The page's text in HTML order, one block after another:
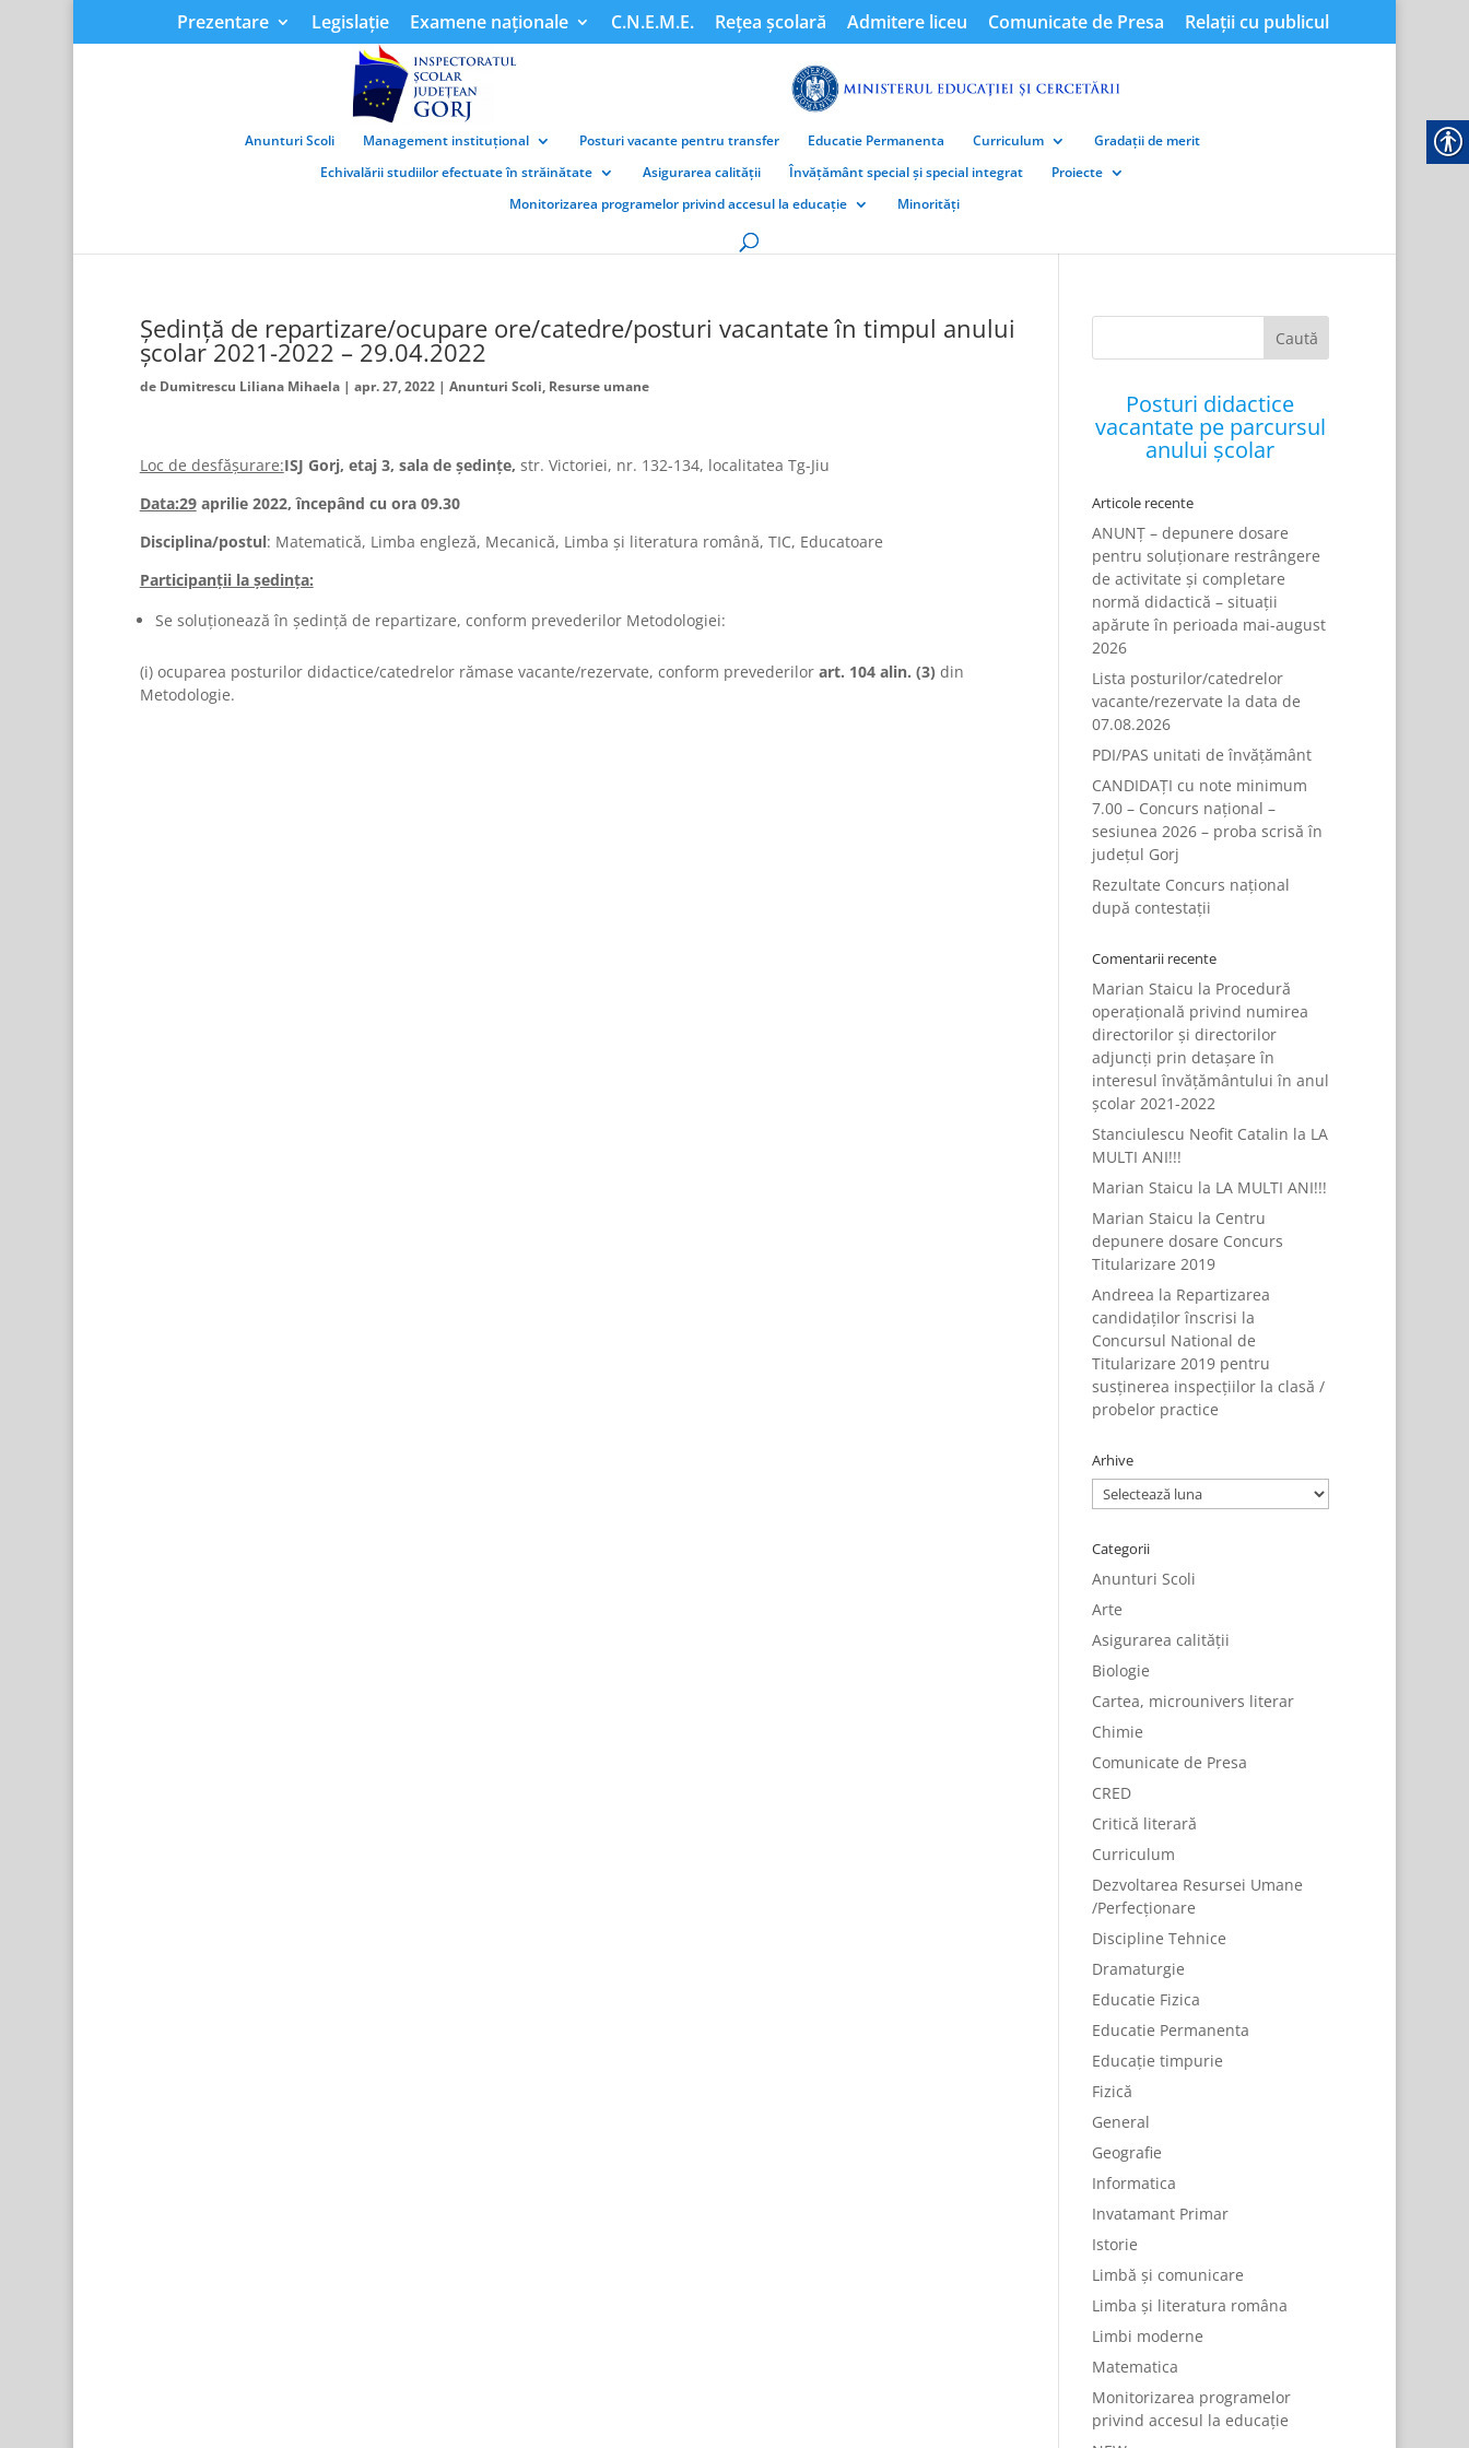
Prezentare Legislație Examene naționale C.N.E.M.E. Rețea școlară Admitere liceu Comunicate de Presa Relații cu publicul
Anunturi Scoli Management instituțional Posturi vacante pentru transfer Educatie Permanenta Curriculum
Gradații de merit
Echivalării studiilor efectuate în străinătate
Asigurarea calității Învățământ special și special integrat
Proiecte
Monitorizarea programelor privind accesul la educație
Minorități
Ședință de repartizare/ocupare ore/catedre/posturi vacantate în timpul anului
școlar 2021-2022 – 29.04.2022
de Dumitrescu Liliana Mihaela| apr. 27, 2022| Anunturi Scoli, Resurse umane
Loc de desfăşurare:ISJ Gorj, etaj 3, sala de ședințe, str. Victoriei, nr. 132-134, localitatea Tg-Jiu
Data:29aprilie 2022, începând cu ora 09.30
Disciplina/postul: Matematică, Limba engleză, Mecanică, Limba și literatura română, TIC, Educatoare
Participanţii la şedinţa:
Se soluționează în ședință de repartizare, conform prevederilor Metodologiei:
(i) ocuparea posturilor didactice/catedrelor rămase vacante/rezervate, conform prevederilor art. 104 alin. (3) din
Metodologie.
Posturi didactice
vacantate pe parcursul
anului școlar
Articole recente
ANUNȚ – depunere dosare
pentru soluționare restrângere
de activitate și completare
normă didactică – situații
apărute în perioada mai-august
2026
Lista posturilor/catedrelor
vacante/rezervate la data de
07.08.2026
PDI/PAS unitati de învățământ
CANDIDAȚI cu note minimum
7.00 – Concurs național –
sesiunea 2026 – proba scrisă în
județul Gorj
Rezultate Concurs național
după contestații
Comentarii recente
Marian Staicu la Procedură
operațională privind numirea
directorilor și directorilor
adjuncți prin detașare în
interesul învățământului în anul
școlar 2021-2022
Stanciulescu Neofit Catalin la LA
MULTI ANI!!!
Marian Staicu la LA MULTI ANI!!!
Marian Staicu la Centru
depunere dosare Concurs
Titularizare 2019
Andreea la Repartizarea
candidaților înscrisi la
Concursul National de
Titularizare 2019 pentru
susținerea inspecțiilor la clasă /
probelor practice
Arhive
Arhive
Categorii
Anunturi Scoli
Arte
Asigurarea calității
Biologie
Cartea, microunivers literar
Chimie
Comunicate de Presa
CRED
Critică literară
Curriculum
Dezvoltarea Resursei Umane
/Perfecționare
Discipline Tehnice
Dramaturgie
Educatie Fizica
Educatie Permanenta
Educație timpurie
Fizică
General
Geografie
Informatica
Invatamant Primar
Istorie
Limbă și comunicare
Limba și literatura româna
Limbi moderne
Matematica
Monitorizarea programelor
privind accesul la educație